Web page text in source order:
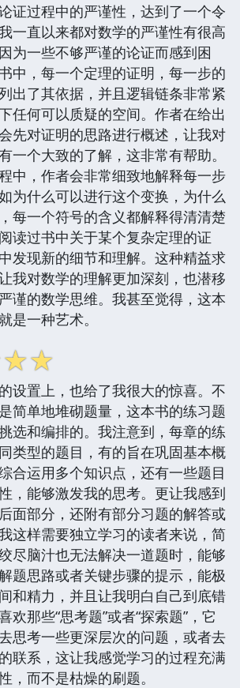
证过程中的严谨性，达到了一个令
一直以来都对数学的严谨性有很高
为一些不够严谨的论证而感到困
中，每一个定理的证明，每一步的
出了其依据，并且逻辑链条非常紧
任何可以质疑的空间。作者在给出
先对证明的思路进行概述，让我对
一个大致的了解，这非常有帮助。
中，作者会非常细致地解释每一步
为什么可以进行这个变换，为什么
每一个符号的含义都解释得清清楚
读过书中关于某个复杂定理的证
发现新的细节和理解。这种精益求
我对数学的理解更加深刻，也潜移
谨的数学思维。我甚至觉得，这本
是一种艺术。
☆☆
设置上，也给了我很大的惊喜。不
简单地堆砌题量，这本书的练习题
选和编排的。我注意到，每章的练
类型的题目，有的旨在巩固基本概
合运用多个知识点，还有一些题目
，能够激发我的思考。更让我感到
面部分，还附有部分习题的解答或
这样需要独立学习的读者来说，简
尽脑汁也无法解决一道题时，能够
题思路或者关键步骤的提示，能极
和精力，并且让我明白自己到底错
欢那些“思考题”或者“探索题”，它
思考一些更深层次的问题，或者去
联系，这让我感觉学习的过程充满
，而不是枯燥的刷题。